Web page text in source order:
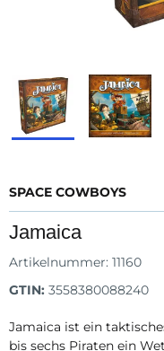
SPACE COWBOYS
Jamaica
Artikelnummer: 11160
GTIN: 3558380088240
Jamaica ist ein
bis sechs Piraten ein